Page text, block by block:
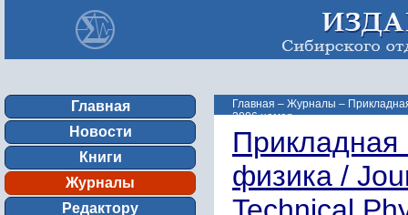
Главная
Новости
Книги
Журналы
Редактору
Главная – Журналы –
2006 номер ...
Прикладная
физика /